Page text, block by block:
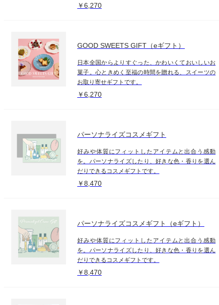
￥6,270
GOOD SWEETS GIFT（eギフト）
日本全国からよりすぐった、かわいくておいしいお
菓子。心ときめく至福の時間を贈れる、スイーツの
お取り寄せギフトです。
￥6,270
パーソナライズコスメギフト
好みや体質にフィットしたアイテムと出合う感動
を。パーソナライズしたり、好きな色・香りを選ん
だりできるコスメギフトです。
￥8,470
パーソナライズコスメギフト（eギフト）
好みや体質にフィットしたアイテムと出合う感動
を。パーソナライズしたり、好きな色・香りを選ん
だりできるコスメギフトです。
￥8,470